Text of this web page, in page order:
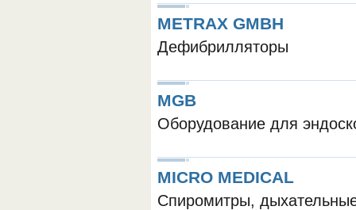
METRAX GMBH
Дефибрилляторы
MGB
Оборудование для
MICRO MEDICAL
Спиромитры,